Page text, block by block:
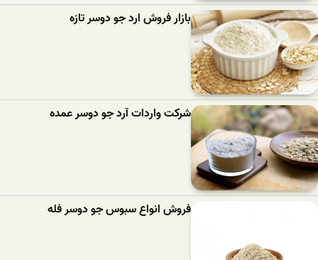
بازار فروش ارد جو دوسر تازه
شرکت واردات آرد جو دوسر عمده
فروش انواع سبوس جو دوسر فله